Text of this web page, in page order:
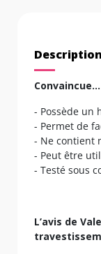
Description
- Possède un
- Permet de
- Ne contient
- Peut être
- Testé sous
L’avis de